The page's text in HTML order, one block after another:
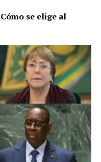
se elige al